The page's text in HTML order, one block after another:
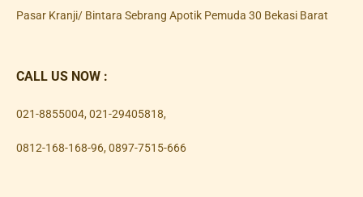
Pasar Kranji/ Bintara Sebrang Apotik Pemuda 30 Bekasi Barat
CALL US NOW :
021-8855004, 021-29405818,
0812-168-168-96, 0897-7515-666